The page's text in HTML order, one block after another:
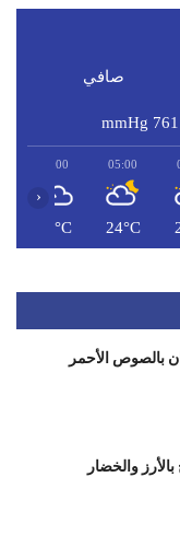
صافي
761
mmHg
05:00
24°C
06:00
24°C
‹
بالصوص الأحمر
والخضار